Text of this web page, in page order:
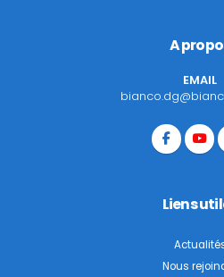
A
EMAIL
Liens
Nous